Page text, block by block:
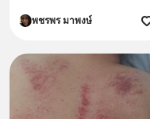
พชรพร มาพงษ์